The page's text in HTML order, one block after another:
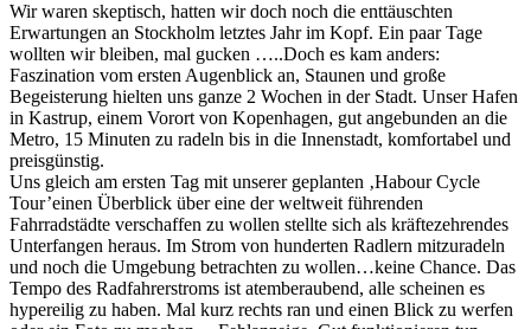
Wir waren skeptisch, hatten wir doch noch die enttäuschten
Erwartungen an Stockholm letztes Jahr im Kopf. Ein paar Tage
wollten wir bleiben, mal gucken …..Doch es kam anders:
Faszination vom ersten Augenblick an, Staunen und große
Begeisterung hielten uns ganze 2 Wochen in der Stadt. Unser Hafen
in Kastrup, einem Vorort von Kopenhagen, gut angebunden an die
Metro, 15 Minuten zu radeln bis in die Innenstadt, komfortabel und
preisgünstig.
Uns gleich am ersten Tag mit unserer geplanten ‚Habour Cycle
Tour’einen Überblick über eine der weltweit führenden
Fahrradstädte verschaffen zu wollen stellte sich als kräftezehrendes
Unterfangen heraus. Im Strom von hunderten Radlern mitzuradeln
und noch die Umgebung betrachten zu wollen…keine Chance. Das
Tempo des Radfahrerstroms ist atemberaubend, alle scheinen es
hypereilig zu haben. Mal kurz rechts ran und einen Blick zu werfen